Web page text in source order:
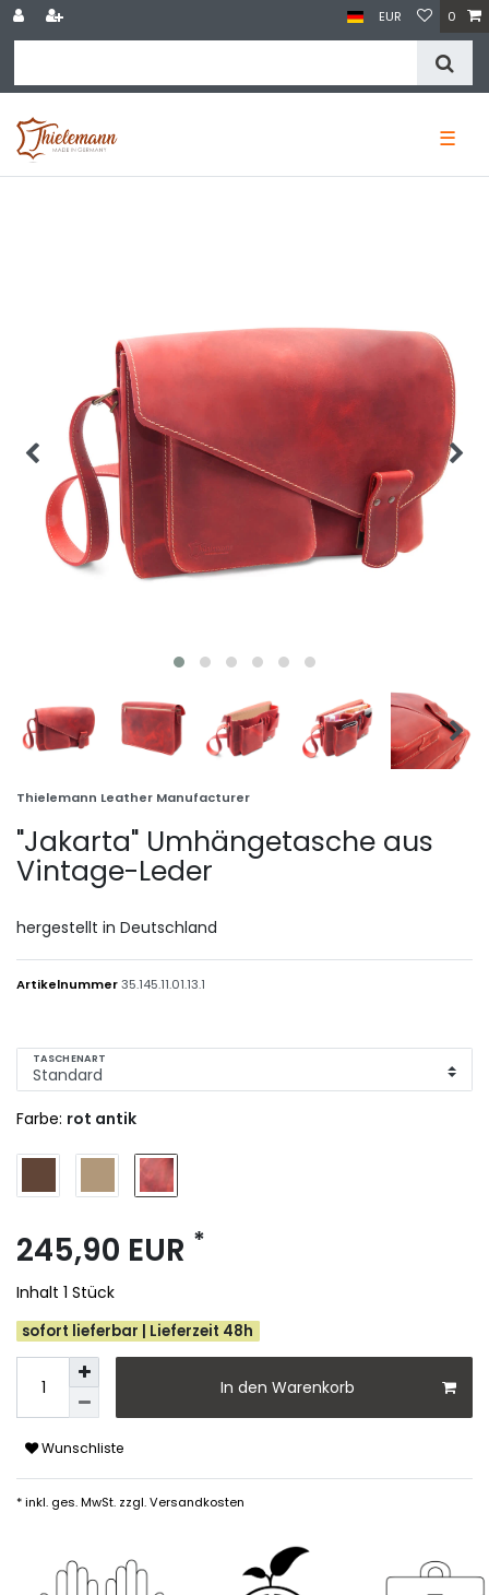
EUR 0
☰
Thielemann Leather Manufacturer
"Jakarta" Umhängetasche aus
Vintage-Leder
hergestellt in Deutschland
Artikelnummer35.145.11.01.13.1
TASCHENART
Farbe: rot antik
245,90 EUR *
Inhalt 1 Stück
sofort lieferbar | Lieferzeit 48h
In den Warenkorb
Wunschliste
* inkl. ges. MwSt. zzgl.Versandkosten